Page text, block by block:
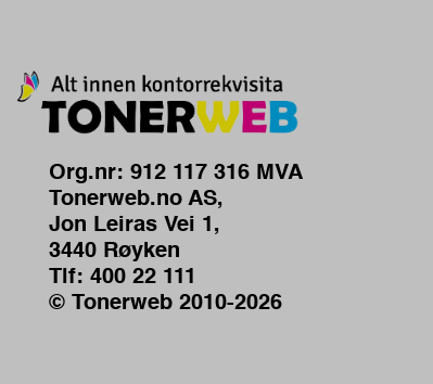
Org.nr: 912 117 316 MVA
Tonerweb.no AS,
Jon Leiras Vei 1,
3440 Røyken
Tlf: 400 22 111
© Tonerweb 2010-2026